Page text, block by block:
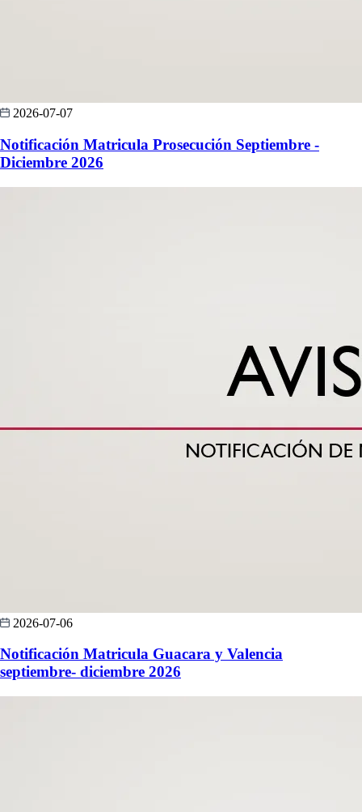
2026-07-07
Notificación Matricula Prosecución Septiembre -
Diciembre 2026
2026-07-06
Notificación Matricula Guacara y Valencia
septiembre- diciembre 2026